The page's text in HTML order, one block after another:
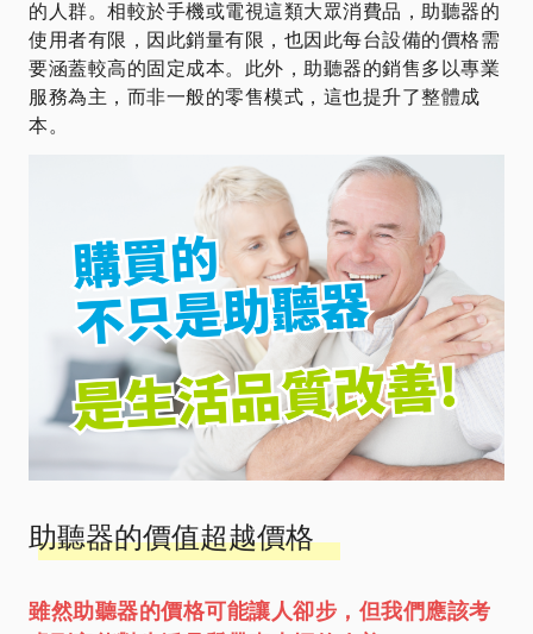
的人群。相較於手機或電視這類大眾消費品，助聽器的
使用者有限，因此銷量有限，也因此每台設備的價格需
要涵蓋較高的固定成本。此外，助聽器的銷售多以專業
服務為主，而非一般的零售模式，這也提升了整體成
本。
助聽器的價值超越價格
雖然助聽器的價格可能讓人卻步，但我們應該考